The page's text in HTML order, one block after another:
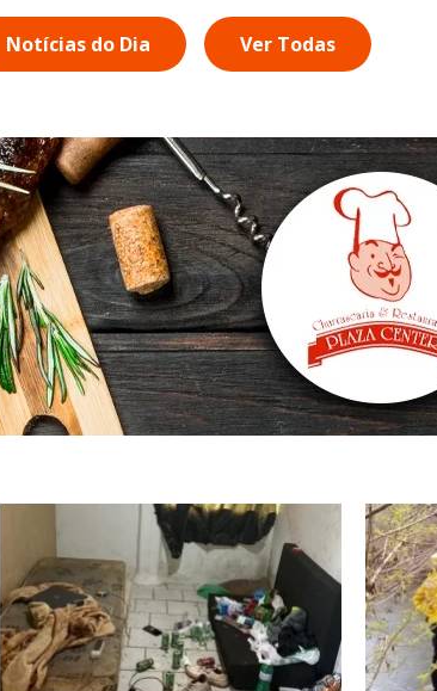
Notícias do Dia Ver Todas